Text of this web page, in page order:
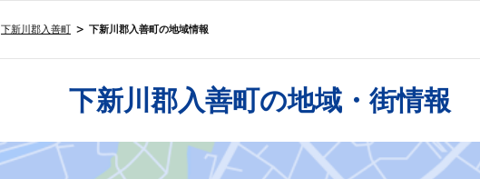
下新川郡入善町 下新川郡入善町の地域情報
下新川郡入善町の地域・街情報